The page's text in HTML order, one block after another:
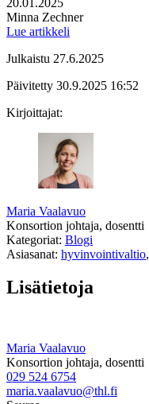
Kirjoittajat:
Minna Zechner
Lue artikkeli
Julkaistu 27.6.2025
Päivitetty 30.9.2025 16:52
Kirjoittajat:
Maria Vaalavuo
Konsortion johtaja, dosentti
Kategoriat: Blogi
Asiasanat: hyvinvointivaltio,
Lisätietoja
Maria Vaalavuo
Konsortion johtaja, dosentti
029 524 6754
maria.vaalavuo@thl.fi